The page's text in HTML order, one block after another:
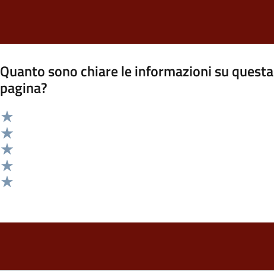
Quanto sono chiare le informazioni su questa
pagina?
Valuta 5 stelle su 5
Valuta 4 stelle su 5
Valuta 3 stelle su 5
Valuta 2 stelle su 5